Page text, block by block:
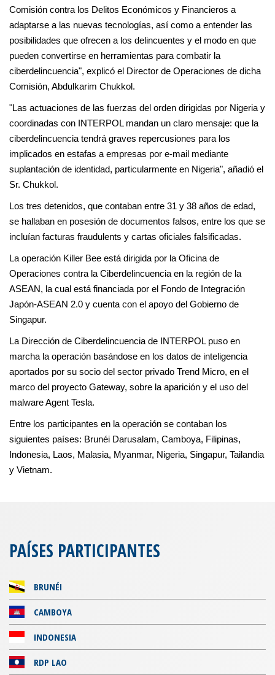
Comisión contra los Delitos Económicos y Financieros a
adaptarse a las nuevas tecnologías, así como a entender las
posibilidades que ofrecen a los delincuentes y el modo en que
pueden convertirse en herramientas para combatir la
ciberdelincuencia", explicó el Director de Operaciones de dicha
Comisión, Abdulkarim Chukkol.
"Las actuaciones de las fuerzas del orden dirigidas por Nigeria y
coordinadas con INTERPOL mandan un claro mensaje: que la
ciberdelincuencia tendrá graves repercusiones para los
implicados en estafas a empresas por e-mail mediante
suplantación de identidad, particularmente en Nigeria", añadió el
Sr. Chukkol.
Los tres detenidos, que contaban entre 31 y 38 años de edad,
se hallaban en posesión de documentos falsos, entre los que se
incluían facturas fraudulents y cartas oficiales falsificadas.
La operación Killer Bee está dirigida por la Oficina de
Operaciones contra la Ciberdelincuencia en la región de la
ASEAN, la cual está financiada por el Fondo de Integración
Japón-ASEAN 2.0 y cuenta con el apoyo del Gobierno de
Singapur.
La Dirección de Ciberdelincuencia de INTERPOL puso en
marcha la operación basándose en los datos de inteligencia
aportados por su socio del sector privado Trend Micro, en el
marco del proyecto Gateway, sobre la aparición y el uso del
malware Agent Tesla.
Entre los participantes en la operación se contaban los
siguientes países: Brunéi Darusalam, Camboya, Filipinas,
Indonesia, Laos, Malasia, Myanmar, Nigeria, Singapur, Tailandia
y Vietnam.
PAÍSES PARTICIPANTES
BRUNÉI
CAMBOYA
INDONESIA
RDP LAO